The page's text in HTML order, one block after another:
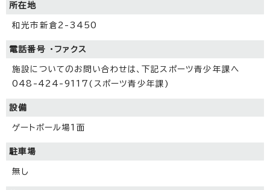
所在地
和光市新倉2-3450
電話番号 ・ファクス
施設についてのお問い合わせは、下記スポーツ青少年課へ
048-424-9117(スポーツ青少年課)
設備
ゲートボール場1面
駐車場
無し